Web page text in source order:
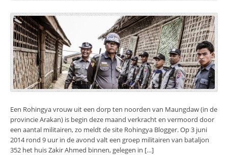
Een Rohingya vrouw uit een dorp ten noorden van Maungdaw (in de
provincie Arakan) is begin deze maand verkracht en vermoord door
een aantal militairen, zo meldt de site Rohingya Blogger. Op 3 juni
2014 rond 9 uur in de avond valt een groep militairen van bataljon
352 het huis Zakir Ahmed binnen, gelegen in […]